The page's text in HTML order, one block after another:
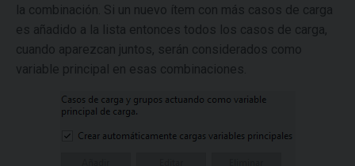
la combinación. Si un nuevo ítem con más casos de carga
es añadido a la lista entonces todos los casos de carga,
cuando aparezcan juntos, serán considerados como
variable principal en esas combinaciones.